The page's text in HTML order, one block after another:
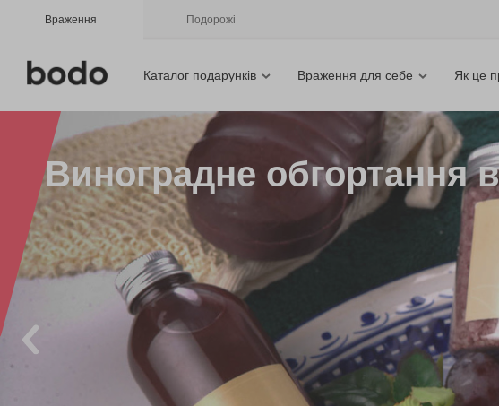
Враження Подорожі
Каталог подарунків Враження для себе Як це
Виноградне обгортання